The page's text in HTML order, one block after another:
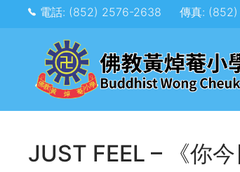
電話: (852) 2576-2638 傳真:
JUST FEEL – 《你今